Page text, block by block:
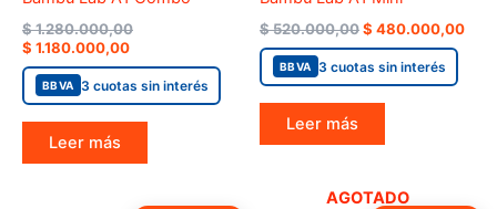
$1.280.000,00
$ 1.180.000,00
BBVA 3 cuotas sin interés
Leer más
$520.000,00$ 480.000,00
BBVA 3 cuotas sin interés
Leer más
AGOTADO